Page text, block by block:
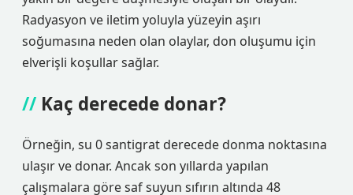
Radyasyon ve iletim yoluyla yüzeyin aşırı
soğumasına neden olan olaylar, don oluşumu için
elverişli koşullar sağlar.
Kaç derecede donar?
Örneğin, su 0 santigrat derecede donma noktasına
ulaşır ve donar. Ancak son yıllarda yapılan
çalışmalara göre saf suyun sıfırın altında 48